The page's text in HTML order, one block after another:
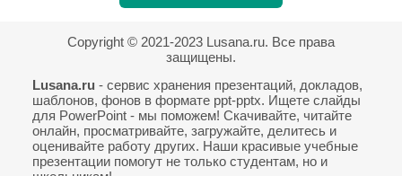
Copyright © 2021-2023 Lusana.ru. Все права
защищены.
Lusana.ru - сервис хранения презентаций, докладов,
шаблонов, фонов в формате ppt-pptx. Ищете слайды
для PowerPoint - мы поможем! Скачивайте, читайте
онлайн, просматривайте, загружайте, делитесь и
оценивайте работу других. Наши красивые учебные
презентации помогут не только студентам, но и